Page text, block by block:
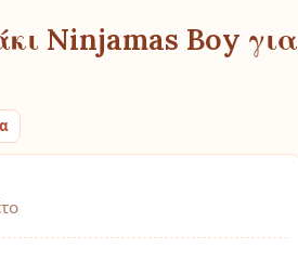
Ninjamas Boy για